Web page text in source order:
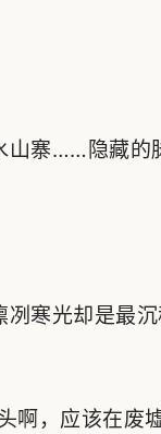
山寨……隐藏的
寒光却是最
啊，应该在废